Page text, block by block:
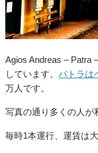
Agios Andreas – Patra
しています。パトラは
万人です。
写真の通り多くの人が
毎時1本運行、運賃は